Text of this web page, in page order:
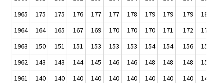
1965
175 175 176 177 177 178 179 179 179
180
1964
164 165 167 169 170 170 170 171 172
173
1963
150 151 151 153 153 153 154 154 156
158
1962
143 143 144 145 146 146 148 148 148
150
1961
140 140 140 140 140 140 140 140 140
141